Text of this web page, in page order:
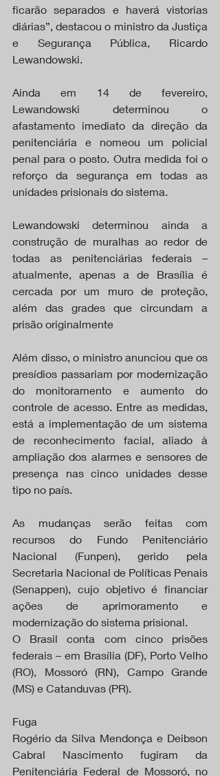
ficarão separados e haverá vistorias
diárias”, destacou o ministro da Justiça
e Segurança Pública, Ricardo
Lewandowski.
Ainda em 14 de fevereiro,
Lewandowski determinou o
afastamento imediato da direção da
penitenciária e nomeou um policial
penal para o posto. Outra medida foi o
reforço da segurança em todas as
unidades prisionais do sistema.
Lewandowski determinou ainda a
construção de muralhas ao redor de
todas as penitenciárias federais –
atualmente, apenas a de Brasília é
cercada por um muro de proteção,
além das grades que circundam a
prisão originalmente
Além disso, o ministro anunciou que os
presídios passariam por modernização
do monitoramento e aumento do
controle de acesso. Entre as medidas,
está a implementação de um sistema
de reconhecimento facial, aliado à
ampliação dos alarmes e sensores de
presença nas cinco unidades desse
tipo no país.
As mudanças serão feitas com
recursos do Fundo Penitenciário
Nacional (Funpen), gerido pela
Secretaria Nacional de Políticas Penais
(Senappen), cujo objetivo é financiar
ações de aprimoramento e
modernização do sistema prisional.
O Brasil conta com cinco prisões
federais – em Brasília (DF), Porto Velho
(RO), Mossoró (RN), Campo Grande
(MS) e Catanduvas (PR).
Fuga
Rogério da Silva Mendonça e Deibson
Cabral Nascimento fugiram da
Penitenciária Federal de Mossoró, no